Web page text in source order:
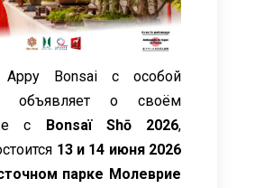
Appy Bonsai с особой
объявляет о своём
с Bonsaï Shō 2026,
13 и 14 июня 2026
парке Молеврие